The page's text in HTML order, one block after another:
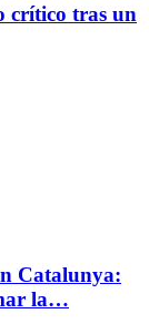
crítico tras un
Catalunya:
la…